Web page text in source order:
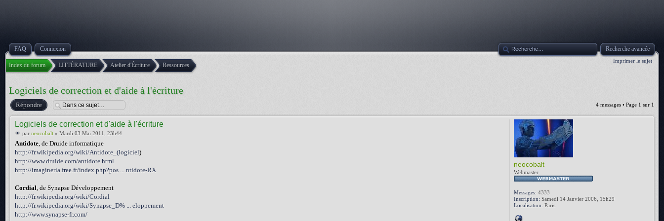
FAQ Connexion Recherche avancée
Imprimer le sujet
Index du forum LITTÉRATURE Atelier d'Écriture Ressources
Logiciels de correction et d'aide à l'écriture
Répondre 4 messages • Page 1 sur 1
Logiciels de correction et d'aide à l'écriture
par neocobalt » Mardi 03 Mai 2011, 23h44
Antidote, de Druide informatique
http://fr.wikipedia.org/wiki/Antidote_(logiciel)
http://www.druide.com/antidote.html
http://imagineria.free.fr/index.php?pos ... ntidote-RX
Cordial, de Synapse Développement
http://fr.wikipedia.org/wiki/Cordial
http://fr.wikipedia.org/wiki/Synapse_D% ... eloppement
http://www.synapse-fr.com/
neocobalt
Webmaster
Messages: 4333
Inscription: Samedi 14 Janvier 2006, 15h29
Localisation: Paris